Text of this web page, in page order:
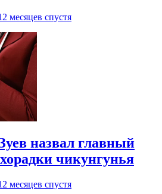
месяцев спустя
назвал главный
чикунгунья
месяцев спустя